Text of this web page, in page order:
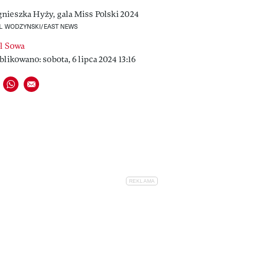
WODZYNSKI/EAST NEWS
Sowa
sobota, 6 lipca 2024 13:16
na facebook
Udostępnij na whatsapp
E-mail do przyjaciela